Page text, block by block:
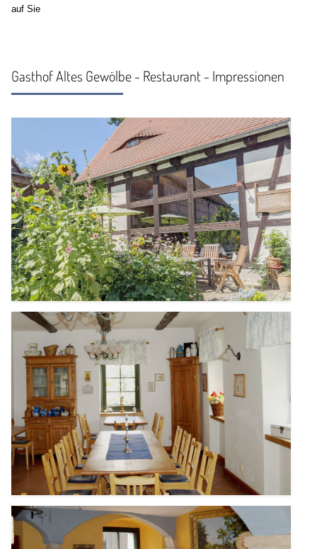
auf Sie
Gasthof Altes Gewölbe - Restaurant - Impressionen